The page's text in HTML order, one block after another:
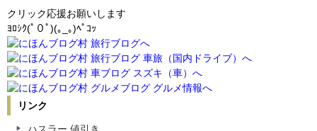
クリック応援お願いします
ﾖﾛｼｸ(ﾟ０ﾟ)(｡_｡)ﾍﾟｺｯ
リンク
ハスラー 値引き